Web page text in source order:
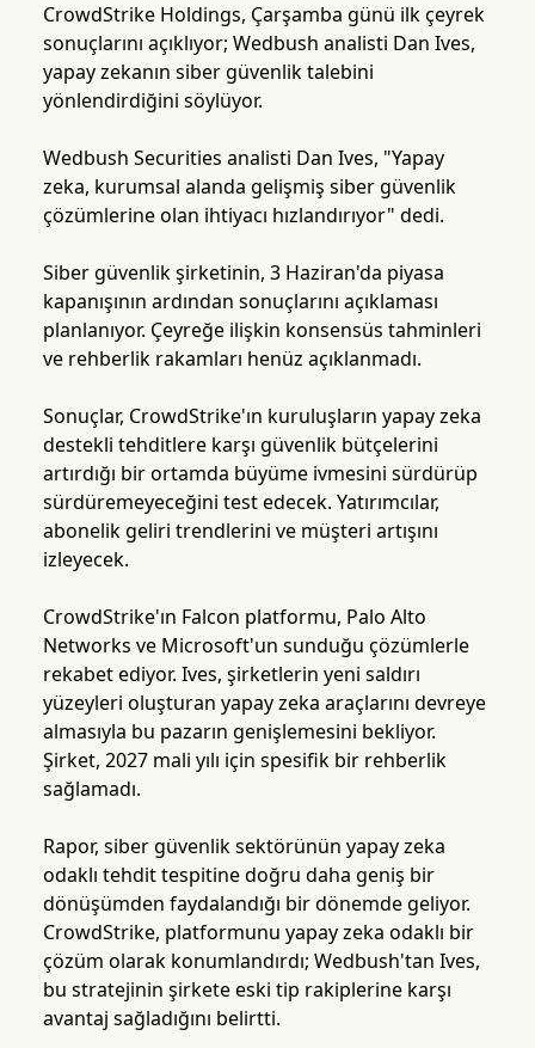
CrowdStrike Holdings, Çarşamba günü ilk çeyrek
sonuçlarını açıklıyor; Wedbush analisti Dan Ives,
yapay zekanın siber güvenlik talebini
yönlendirdiğini söylüyor.
Wedbush Securities analisti Dan Ives, "Yapay
zeka, kurumsal alanda gelişmiş siber güvenlik
çözümlerine olan ihtiyacı hızlandırıyor" dedi.
Siber güvenlik şirketinin, 3 Haziran'da piyasa
kapanışının ardından sonuçlarını açıklaması
planlanıyor. Çeyreğe ilişkin konsensüs tahminleri
ve rehberlik rakamları henüz açıklanmadı.
Sonuçlar, CrowdStrike'ın kuruluşların yapay zeka
destekli tehditlere karşı güvenlik bütçelerini
artırdığı bir ortamda büyüme ivmesini sürdürüp
sürdüremeyeceğini test edecek. Yatırımcılar,
abonelik geliri trendlerini ve müşteri artışını
izleyecek.
CrowdStrike'ın Falcon platformu, Palo Alto
Networks ve Microsoft'un sunduğu çözümlerle
rekabet ediyor. Ives, şirketlerin yeni saldırı
yüzeyleri oluşturan yapay zeka araçlarını devreye
almasıyla bu pazarın genişlemesini bekliyor.
Şirket, 2027 mali yılı için spesifik bir rehberlik
sağlamadı.
Rapor, siber güvenlik sektörünün yapay zeka
odaklı tehdit tespitine doğru daha geniş bir
dönüşümden faydalandığı bir dönemde geliyor.
CrowdStrike, platformunu yapay zeka odaklı bir
çözüm olarak konumlandırdı; Wedbush'tan Ives,
bu stratejinin şirkete eski tip rakiplerine karşı
avantaj sağladığını belirtti.